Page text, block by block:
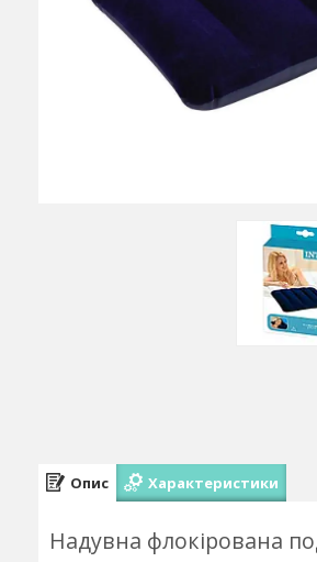
Опис Характеристики
Надувна флокірована